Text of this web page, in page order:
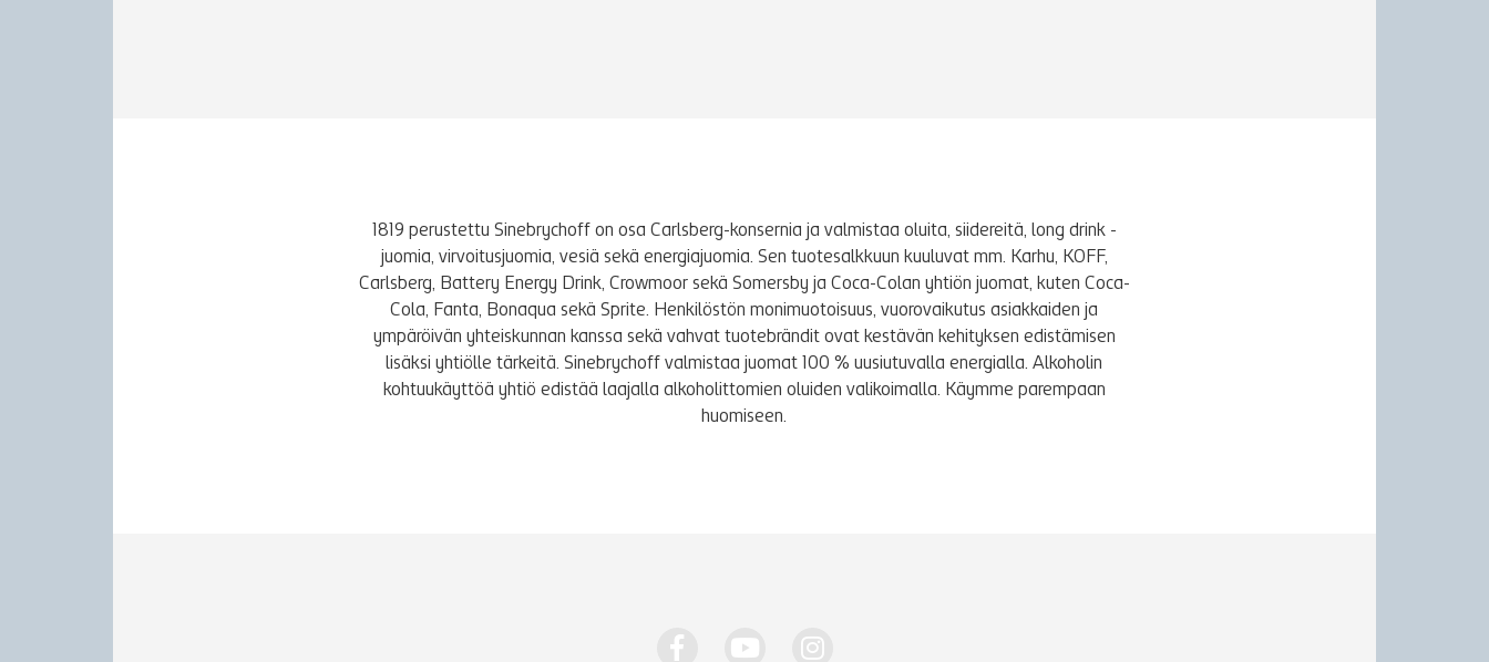
1819 perustettu Sinebrychoff on osa Carlsberg-konsernia ja valmistaa oluita, siidereitä, long drink -
juomia, virvoitusjuomia, vesiä sekä energiajuomia. Sen tuotesalkkuun kuuluvat mm. Karhu, KOFF,
Carlsberg, Battery Energy Drink, Crowmoor sekä Somersby ja Coca-Colan yhtiön juomat, kuten Coca-
Cola, Fanta, Bonaqua sekä Sprite. Henkilöstön monimuotoisuus, vuorovaikutus asiakkaiden ja
ympäröivän yhteiskunnan kanssa sekä vahvat tuotebrändit ovat kestävän kehityksen edistämisen
lisäksi yhtiölle tärkeitä. Sinebrychoff valmistaa juomat 100 % uusiutuvalla energialla. Alkoholin
kohtuukäyttöä yhtiö edistää laajalla alkoholittomien oluiden valikoimalla. Käymme parempaan
huomiseen.